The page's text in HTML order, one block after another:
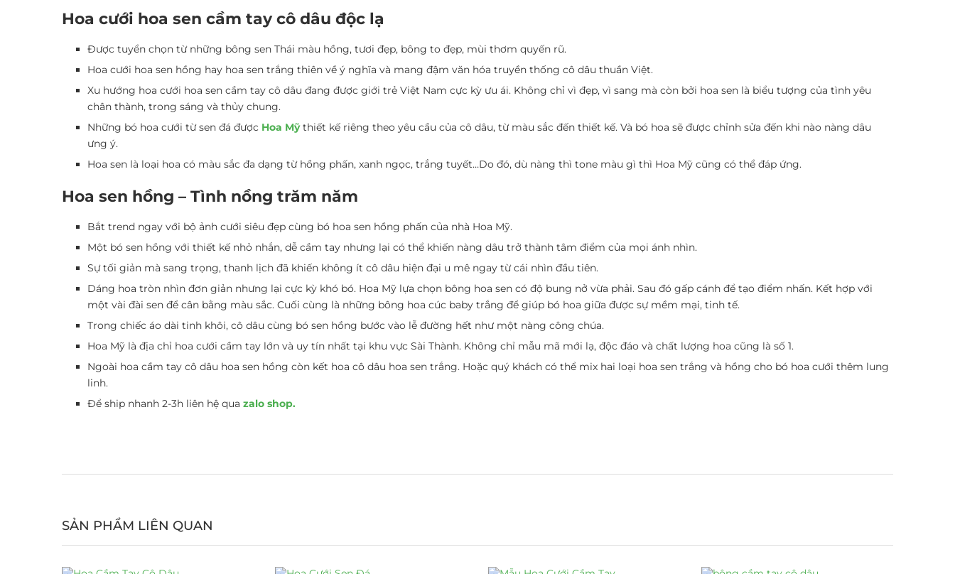
Hoa cưới hoa sen cầm tay cô dâu độc lạ
Được tuyển chọn từ những bông sen Thái màu hồng, tươi đẹp, bông to đẹp, mùi thơm quyến rũ.
Hoa cưới hoa sen hồng hay hoa sen trắng thiên về ý nghĩa và mang đậm văn hóa truyền thống cô dâu thuần Việt.
Xu hướng hoa cưới hoa sen cầm tay cô dâu đang được giới trẻ Việt Nam cực kỳ ưu ái. Không chỉ vì đẹp, vì sang mà còn bởi hoa sen là biểu tượng của tình yêu
chân thành, trong sáng và thủy chung.
Những bó hoa cưới từ sen đá được Hoa Mỹ thiết kế riêng theo yêu cầu của cô dâu, từ màu sắc đến thiết kế. Và bó hoa sẽ được chỉnh sửa đến khi nào nàng dâu
ưng ý.
Hoa sen là loại hoa có màu sắc đa dạng từ hồng phấn, xanh ngọc, trắng tuyết…Do đó, dù nàng thì tone màu gì thì Hoa Mỹ cũng có thể đáp ứng.
Hoa sen hồng – Tình nồng trăm năm
Bắt trend ngay với bộ ảnh cưới siêu đẹp cùng bó hoa sen hồng phấn của nhà Hoa Mỹ.
Một bó sen hồng với thiết kế nhỏ nhắn, dễ cầm tay nhưng lại có thể khiến nàng dâu trở thành tâm điểm của mọi ánh nhìn.
Sự tối giản mà sang trọng, thanh lịch đã khiến không ít cô dâu hiện đại u mê ngay từ cái nhìn đầu tiên.
Dáng hoa tròn nhìn đơn giản nhưng lại cực kỳ khó bó. Hoa Mỹ lựa chọn bông hoa sen có độ bung nở vừa phải. Sau đó gấp cánh để tạo điểm nhấn. Kết hợp với
một vài đài sen để cân bằng màu sắc. Cuối cùng là những bông hoa cúc baby trắng để giúp bó hoa giữa được sự mềm mại, tinh tế.
Trong chiếc áo dài tinh khôi, cô dâu cùng bó sen hồng bước vào lễ đường hết như một nàng công chúa.
Hoa Mỹ là địa chỉ hoa cưới cầm tay lớn và uy tín nhất tại khu vực Sài Thành. Không chỉ mẫu mã mới lạ, độc đáo và chất lượng hoa cũng là số 1.
Ngoài hoa cầm tay cô dâu hoa sen hồng còn kết hoa cô dâu hoa sen trắng. Hoặc quý khách có thể mix hai loại hoa sen trắng và hồng cho bó hoa cưới thêm lung
linh.
Để ship nhanh 2-3h liên hệ qua zalo shop.
SẢN PHẨM LIÊN QUAN